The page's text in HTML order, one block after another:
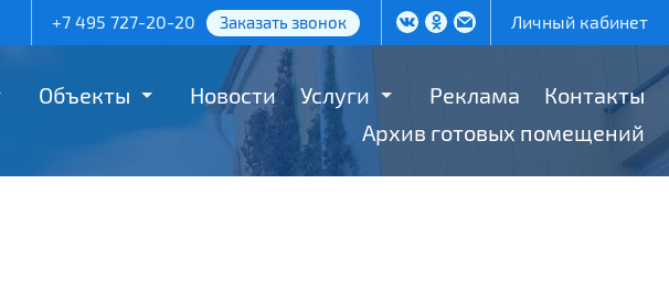
+7 495 727-20-20 Заказать звонок Личный кабинет
Объекты Новости Услуги Реклама
Контакты
Архив готовых помещений